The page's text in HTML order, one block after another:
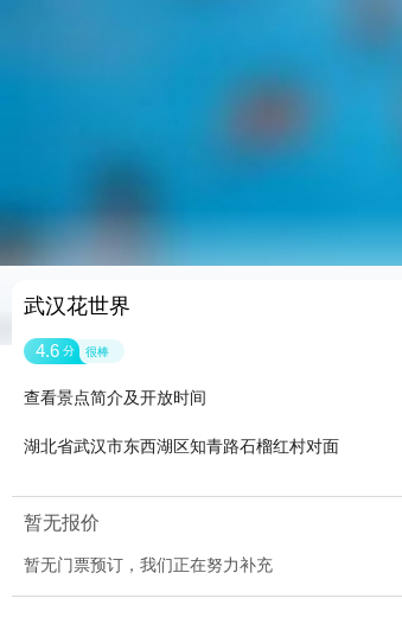
武汉花世界
4.6 分 很棒
查看景点简介及开放时间
湖北省武汉市东西湖区知青路石榴红村对面
暂无报价
暂无门票预订，我们正在努力补充